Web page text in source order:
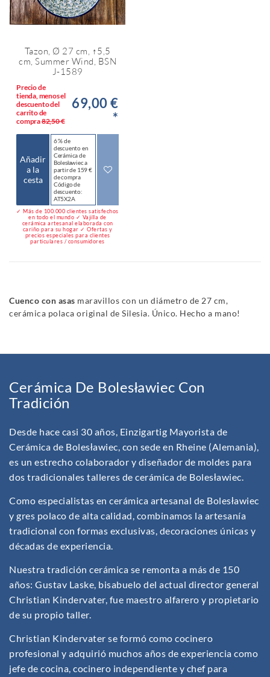
Tazon, Ø 27 cm, ↑5,5
cm, Summer Wind, BSN
J-1589
Precio de
tienda, menos el
descuento del
carrito de
compra82,50 €
69,00 €
*
Añadir
a la
cesta
6 % de
descuento en
Cerámica de
Bolesławiec a
partir de 159 €
de compra
Código de
descuento:
AT5X2A
✓ Más de 100.000 clientes satisfechos
en todo el mundo ✓ Vajilla de
cerámica artesanal elaborada con
cariño para su hogar ✓ Ofertas y
precios especiales para clientes
particulares / consumidores
Cuenco con asas maravillos con un diámetro de 27 cm,
cerámica polaca original de Silesia. Único. Hecho a mano!
Cerámica De Bolesławiec Con
Tradición
Desde hace casi 30 años, Einzigartig Mayorista de
Cerámica de Bolesławiec, con sede en Rheine (Alemania),
es un estrecho colaborador y diseñador de moldes para
dos tradicionales talleres de cerámica de Bolesławiec.
Como especialistas en cerámica artesanal de Bolesławiec
y gres polaco de alta calidad, combinamos la artesanía
tradicional con formas exclusivas, decoraciones únicas y
décadas de experiencia.
Nuestra tradición cerámica se remonta a más de 150
años: Gustav Laske, bisabuelo del actual director general
Christian Kindervater, fue maestro alfarero y propietario
de su propio taller.
Christian Kindervater se formó como cocinero
profesional y adquirió muchos años de experiencia como
jefe de cocina, cocinero independiente y chef para